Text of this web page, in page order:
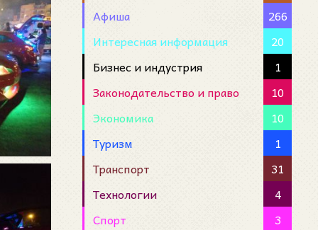
Афиша
266
Интересная информация
20
Бизнес и индустрия
1
Законодательство и право
10
Экономика
10
Туризм
1
Транспорт
31
Технологии
4
Спорт
3